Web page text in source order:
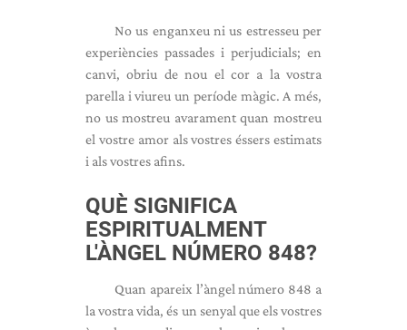
No us enganxeu ni us estresseu per
experiències passades i perjudicials; en
canvi, obriu de nou el cor a la vostra
parella i viureu un període màgic. A més,
no us mostreu avarament quan mostreu
el vostre amor als vostres éssers estimats
i als vostres afins.
QUÈ SIGNIFICA
ESPIRITUALMENT
L'ÀNGEL NÚMERO 848?
Quan apareix l’àngel número 848 a
la vostra vida, és un senyal que els vostres